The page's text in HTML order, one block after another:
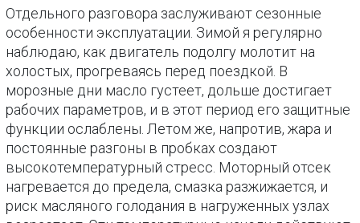
Отдельного разговора заслуживают сезонные
особенности эксплуатации. Зимой я регулярно
наблюдаю, как двигатель подолгу молотит на
холостых, прогреваясь перед поездкой. В
морозные дни масло густеет, дольше достигает
рабочих параметров, и в этот период его защитные
функции ослаблены. Летом же, напротив, жара и
постоянные разгоны в пробках создают
высокотемпературный стресс. Моторный отсек
нагревается до предела, смазка разжижается, и
риск масляного голодания в нагруженных узлах